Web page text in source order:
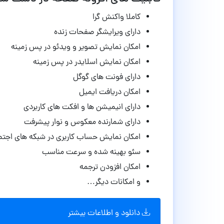
کاملا واکنش گرا
دارای ویرایشگر صفحات زنده
امکان نمایش تصویر و ویدئو در پس زمینه
امکان نمایش اسلایدر در پس زمینه
دارای فونت های گوگل
امکان دریافت ایمیل
دارای انیمیشن ها و افکت های کاربردی
دارای شمارنده معکوس و نوار پیشرفت
امکان نمایش حساب کاربری در شبکه های
سئو بهینه شده و سرعت مناسب
امکان افزودن ترجمه
و امکانات دیگر…
دانلود و اطلاعات بیشتر